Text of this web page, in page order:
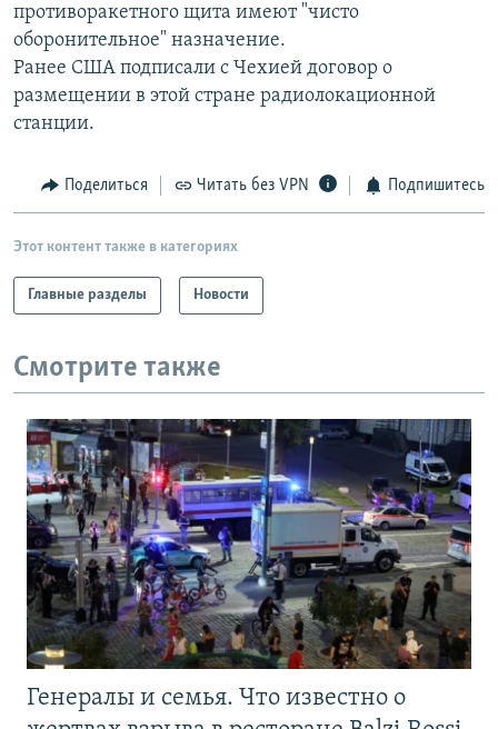
противоракетного щита имеют "чисто
оборонительное" назначение.
Ранее США подписали с Чехией договор о
размещении в этой стране радиолокационной
станции.
Поделиться Читать без VPN Подпишитесь
Этот контент также в категориях
Главные разделы Новости
Смотрите также
Генералы и семья. Что известно о